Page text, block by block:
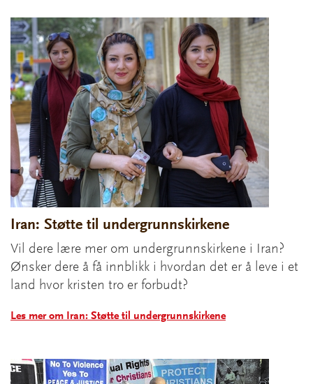
Iran: Støtte til undergrunnskirkene
Vil dere lære mer om undergrunnskirkene i Iran?
Ønsker dere å få innblikk i hvordan det er å leve i et
land hvor kristen tro er forbudt?
Les mer om Iran: Støtte til undergrunnskirkene